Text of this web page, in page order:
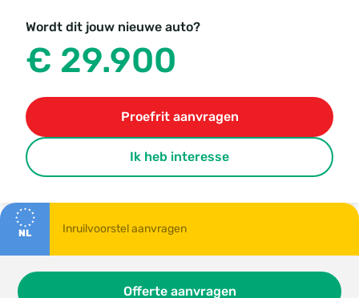
Wordt dit jouw nieuwe auto?
€ 29.900
Proefrit aanvragen
Ik heb interesse
NL
Offerte aanvragen